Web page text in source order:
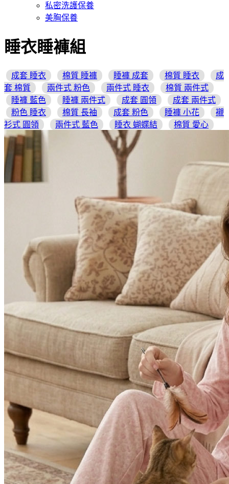
私密洗護保養
美胸保養
睡衣睡褲組
成套 睡衣 棉質 睡褲 睡褲 成套 棉質 睡衣
成
套 棉質
兩件式 粉色 兩件式 睡衣
棉質 兩件式
睡褲 藍色
睡褲 兩件式 成套 圓領
成套 兩件式
粉色 睡衣
棉質 長袖 成套 粉色 睡褲 小花
襯
衫式 圓領
兩件式 藍色 睡衣 蝴蝶結 棉質 愛心